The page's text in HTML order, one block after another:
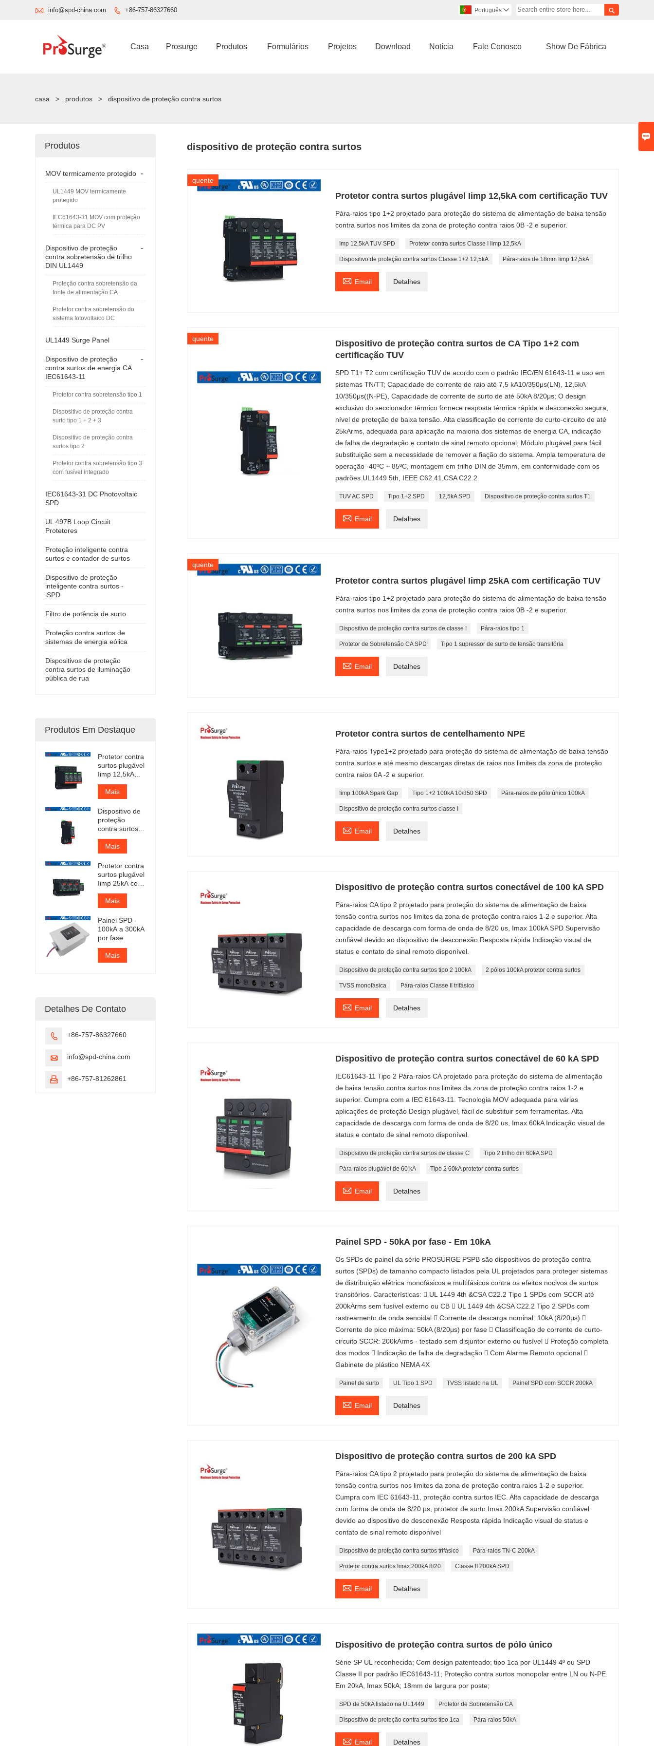

 info@spd-china.com  +86-757-86327660 
Português 
Casa Prosurge Produtos Formulários Projetos Download Notícia Fale Conosco Show De Fábrica
casa > produtos > dispositivo de proteção contra surtos
dispositivo de proteção contra surtos
quente
Protetor contra surtos plugável Iimp 12,5kA com certificação TUV
Pára-raios tipo 1+2 projetado para proteção do sistema de alimentação de baixa tensão
contra surtos nos limites da zona de proteção contra raios 0B -2 e superior.
Imp 12,5kA TUV SPD Protetor contra surtos Classe I Iimp 12,5kA
Dispositivo de proteção contra surtos Classe 1+2 12,5kA Pára-raios de 18mm Iimp 12,5kA
 Email Detalhes
quente
Dispositivo de proteção contra surtos de CA Tipo 1+2 com
certificação TUV
SPD T1+ T2 com certificação TUV de acordo com o padrão IEC/EN 61643-11 e uso em
sistemas TN/TT; Capacidade de corrente de raio até 7,5 kA10/350μs(LN), 12,5kA
10/350μs((N-PE), Capacidade de corrente de surto de até 50kA 8/20μs; O design
exclusivo do seccionador térmico fornece resposta térmica rápida e desconexão segura,
nível de proteção de baixa tensão. Alta classificação de corrente de curto-circuito de até
25kArms, adequada para aplicação na maioria dos sistemas de energia CA, indicação
de falha de degradação e contato de sinal remoto opcional; Módulo plugável para fácil
substituição sem a necessidade de remover a fiação do sistema. Ampla temperatura de
operação -40ºC ~ 85ºC, montagem em trilho DIN de 35mm, em conformidade com os
padrões UL1449 5th, IEEE C62.41,CSA C22.2
TUV AC SPD Tipo 1+2 SPD 12,5kA SPD Dispositivo de proteção contra surtos T1
 Email Detalhes
quente
Protetor contra surtos plugável Iimp 25kA com certificação TUV
Pára-raios tipo 1+2 projetado para proteção do sistema de alimentação de baixa tensão
contra surtos nos limites da zona de proteção contra raios 0B -2 e superior.
Dispositivo de proteção contra surtos de classe I Pára-raios tipo 1
Protetor de Sobretensão CA SPD Tipo 1 supressor de surto de tensão transitória
 Email Detalhes
Protetor contra surtos de centelhamento NPE
Pára-raios Type1+2 projetado para proteção do sistema de alimentação de baixa tensão
contra surtos e até mesmo descargas diretas de raios nos limites da zona de proteção
contra raios 0A -2 e superior.
Iimp 100kA Spark Gap Tipo 1+2 100kA 10/350 SPD Pára-raios de pólo único 100kA
Dispositivo de proteção contra surtos classe I
 Email Detalhes
Dispositivo de proteção contra surtos conectável de 100 kA SPD
Pára-raios CA tipo 2 projetado para proteção do sistema de alimentação de baixa
tensão contra surtos nos limites da zona de proteção contra raios 1-2 e superior. Alta
capacidade de descarga com forma de onda de 8/20 us, Imax 100kA SPD Supervisão
confiável devido ao dispositivo de desconexão Resposta rápida Indicação visual de
status e contato de sinal remoto disponível.
Dispositivo de proteção contra surtos tipo 2 100kA 2 pólos 100kA protetor contra surtos
TVSS monofásica Pára-raios Classe II trifásico
 Email Detalhes
Dispositivo de proteção contra surtos conectável de 60 kA SPD
IEC61643-11 Tipo 2 Pára-raios CA projetado para proteção do sistema de alimentação
de baixa tensão contra surtos nos limites da zona de proteção contra raios 1-2 e
superior. Cumpra com a IEC 61643-11. Tecnologia MOV adequada para várias
aplicações de proteção Design plugável, fácil de substituir sem ferramentas. Alta
capacidade de descarga com forma de onda de 8/20 us, Imax 60kA Indicação visual de
status e contato de sinal remoto disponível.
Dispositivo de proteção contra surtos de classe C Tipo 2 trilho din 60kA SPD
Pára-raios plugável de 60 kA Tipo 2 60kA protetor contra surtos
 Email Detalhes
Painel SPD - 50kA por fase - Em 10kA
Os SPDs de painel da série PROSURGE PSPB são dispositivos de proteção contra
surtos (SPDs) de tamanho compacto listados pela UL projetados para proteger sistemas
de distribuição elétrica monofásicos e multifásicos contra os efeitos nocivos de surtos
transitórios. Características:  UL 1449 4th &CSA C22.2 Tipo 1 SPDs com SCCR até
200kArms sem fusível externo ou CB  UL 1449 4th &CSA C22.2 Tipo 2 SPDs com
rastreamento de onda senoidal  Corrente de descarga nominal: 10kA (8/20μs) 
Corrente de pico máxima: 50kA (8/20μs) por fase  Classificação de corrente de curto-
circuito SCCR: 200kArms - testado sem disjuntor externo ou fusível  Proteção completa
dos modos  Indicação de falha de degradação  Com Alarme Remoto opcional 
Gabinete de plástico NEMA 4X
Painel de surto UL Tipo 1 SPD TVSS listado na UL Painel SPD com SCCR 200kA
 Email Detalhes
Dispositivo de proteção contra surtos de 200 kA SPD
Pára-raios CA tipo 2 projetado para proteção do sistema de alimentação de baixa
tensão contra surtos nos limites da zona de proteção contra raios 1-2 e superior.
Cumpra com IEC 61643-11, proteção contra surtos IEC. Alta capacidade de descarga
com forma de onda de 8/20 µs, protetor de surto Imax 200kA Supervisão confiável
devido ao dispositivo de desconexão Resposta rápida Indicação visual de status e
contato de sinal remoto disponível
Dispositivo de proteção contra surtos trifásico Pára-raios TN-C 200kA
Protetor contra surtos Imax 200kA 8/20 Classe II 200kA SPD
 Email Detalhes
Dispositivo de proteção contra surtos de pólo único
Série SP UL reconhecida; Com design patenteado; tipo 1ca por UL1449 4º ou SPD
Classe II por padrão IEC61643-11; Proteção contra surtos monopolar entre LN ou N-PE.
Em 20kA, Imax 50kA; 18mm de largura por poste;
SPD de 50kA listado na UL1449 Protetor de Sobretensão CA
Dispositivo de proteção contra surtos tipo 1ca Pára-raios 50kA
 Email Detalhes
Produtos
-
MOV termicamente protegido
UL1449 MOV termicamente
protegido
IEC61643-31 MOV com proteção
térmica para DC PV
-
Dispositivo de proteção
contra sobretensão de trilho
DIN UL1449
Proteção contra sobretensão da
fonte de alimentação CA
Protetor contra sobretensão do
sistema fotovoltaico DC
UL1449 Surge Panel
-
Dispositivo de proteção
contra surtos de energia CA
IEC61643-11
Protetor contra sobretensão tipo 1
Dispositivo de proteção contra
surto tipo 1 + 2 + 3
Dispositivo de proteção contra
surtos tipo 2
Protetor contra sobretensão tipo 3
com fusível integrado
IEC61643-31 DC Photovoltaic
SPD
UL 497B Loop Circuit
Protetores
Proteção inteligente contra
surtos e contador de surtos
Dispositivo de proteção
inteligente contra surtos -
iSPD
Filtro de potência de surto
Proteção contra surtos de
sistemas de energia eólica
Dispositivos de proteção
contra surtos de iluminação
pública de rua
Produtos Em Destaque
Protetor contra
surtos plugável
Iimp 12,5kA
com
certificação
TUV
Mais
Dispositivo de
proteção
contra surtos
de CA Tipo 1+2
com
certificação
TUV
Mais
Protetor contra
surtos plugável
Iimp 25kA com
certificação
TUVMais
Painel SPD -
100kA a 300kA
por fase
Mais
Detalhes De Contato
 +86-757-86327660
 info@spd-china.com
 +86-757-81262861